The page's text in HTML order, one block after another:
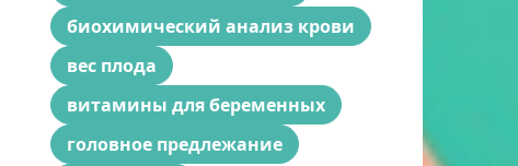
биохимический анализ крови
вес плода
витамины для беременных
головное предлежание